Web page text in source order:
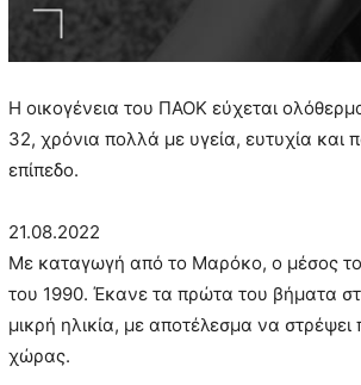
Η οικογένεια του ΠΑΟΚ εύχεται
32, χρόνια πολλά με υγεία, ευτυχία και
επίπεδο.
21.08.2022
Με καταγωγή από το Μαρόκο, ο μέσος
του 1990. Έκανε τα πρώτα του βήματα
μικρή ηλικία, με αποτέλεσμα να
χώρας.